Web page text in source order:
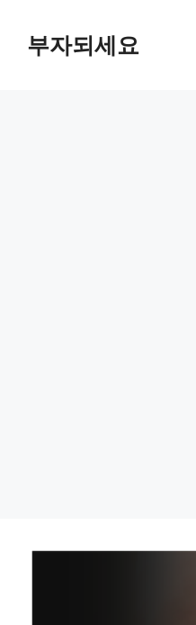
부자되세요